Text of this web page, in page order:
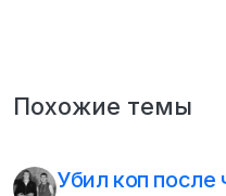
Похожие темы
Убил коп после